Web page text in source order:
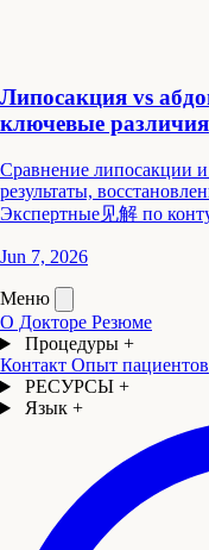
Липосакция vs
ключевые различия
Сравнение липосакции
результаты,
Экспертные见解 по
Jun 7, 2026
Меню
О Докторе Резюме
Процедуры +
Контакт Опыт пациентов
РЕСУРСЫ +
Язык +